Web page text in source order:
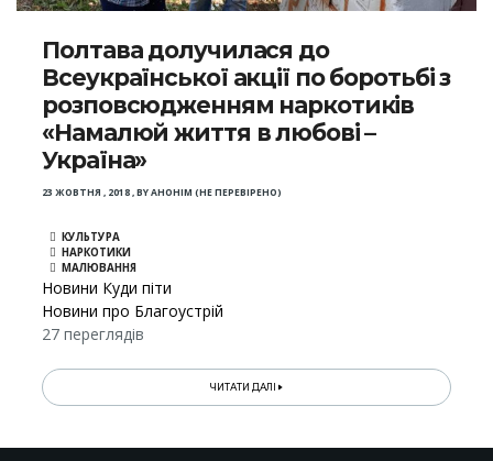
Полтава долучилася до
Всеукраїнської акції по боротьбі з
розповсюдженням наркотиків
«Намалюй життя в любові –
Україна»
23 ЖОВТНЯ , 2018,BYАНОНІМ (НЕ ПЕРЕВІРЕНО)
КУЛЬТУРА
НАРКОТИКИ
МАЛЮВАННЯ
Новини Куди піти
Новини про Благоустрій
27 переглядів
ЧИТАТИ ДАЛІ